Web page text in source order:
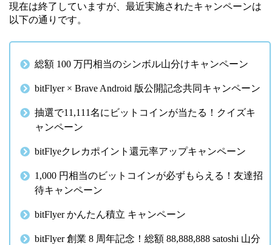
現在は終了していますが、最近実施されたキャンペーンは
以下の通りです。
総額 100 万円相当のシンボル山分けキャンペーン
bitFlyer × Brave Android 版公開記念共同キャンペーン
抽選で11,111名にビットコインが当たる！クイズキ
ャンペーン
bitFlyeクレカポイント還元率アップキャンペーン
1,000 円相当のビットコインが必ずもらえる！友達招
待キャンペーン
bitFlyer かんたん積立 キャンペーン
bitFlyer 創業 8 周年記念！総額 88,888,888 satoshi 山分